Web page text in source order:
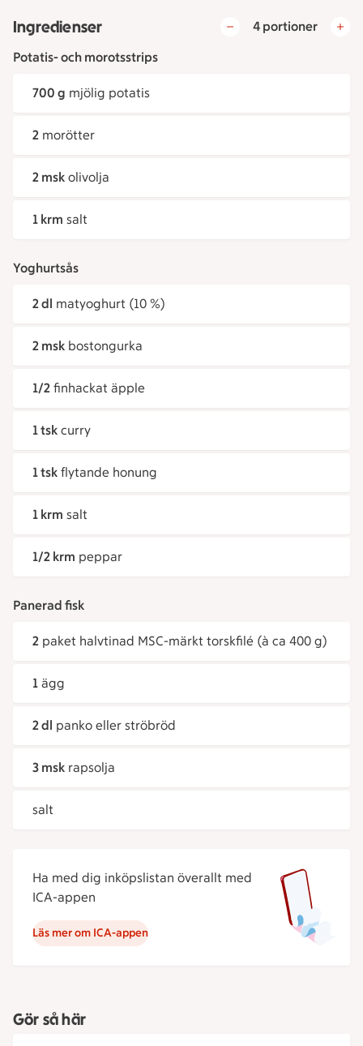
Ingredienser
4 portioner
Potatis- och morotsstrips
700 g mjölig potatis
2 morötter
2 msk olivolja
1 krm salt
Yoghurtsås
2 dl matyoghurt (10 %)
2 msk bostongurka
1/2 finhackat äpple
1 tsk curry
1 tsk flytande honung
1 krm salt
1/2 krm peppar
Panerad fisk
2 paket halvtinad MSC-märkt torskfilé (à ca 400 g)
1 ägg
2 dl panko eller ströbröd
3 msk rapsolja
salt
Ha med dig inköpslistan överallt med
ICA-appen
Läs mer om ICA-appen
Gör så här